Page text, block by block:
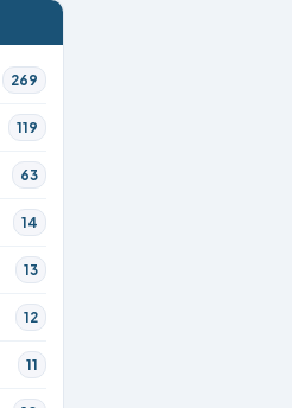
269
119
63
14
13
12
11